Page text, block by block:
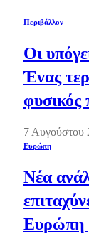
Περιβάλλον
Οι
Ένας
φυσικός
7 Αυγούστου
Ευρώπη
Νέα
Ευρώπη